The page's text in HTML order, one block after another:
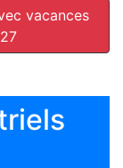
vacances